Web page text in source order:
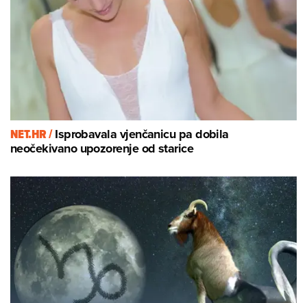
NET.HR /Isprobavala vjenčanicu pa dobila
neočekivano upozorenje od starice